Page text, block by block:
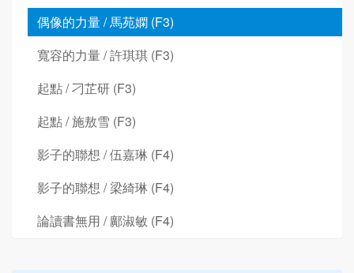
偶像的力量 / 馬苑嫻 (F3)
寬容的力量 / 許琪琪 (F3)
起點 / 刁芷研 (F3)
起點 / 施敖雪 (F3)
影子的聯想 / 伍嘉琳 (F4)
影子的聯想 / 梁綺琳 (F4)
論讀書無用 / 鄺淑敏 (F4)